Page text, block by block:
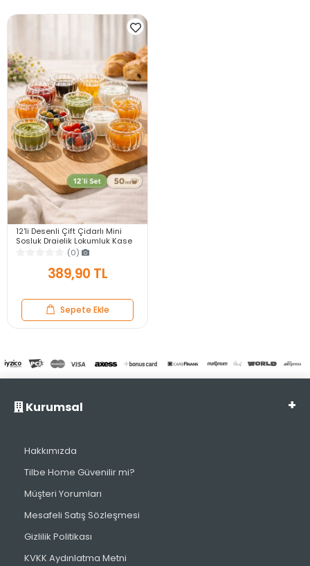
12'li Desenli Çift Çidarlı Mini
Sosluk Drajelik Lokumluk Kase
Şekerlik Çerezlik Reçellik Cam
(0)
389,90 TL
Sepete Ekle
Kurumsal
Hakkımızda
Tilbe Home Güvenilir mi?
Müşteri Yorumları
Mesafeli Satış Sözleşmesi
Gizlilik Politikası
KVKK Aydınlatma Metni